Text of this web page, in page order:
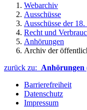
Webarchiv
Ausschüsse
Ausschüsse der
Recht und
Anhörungen
Archiv der
zurück zu: Anhörungen
Barrierefreiheit
Datenschutz
Impressum